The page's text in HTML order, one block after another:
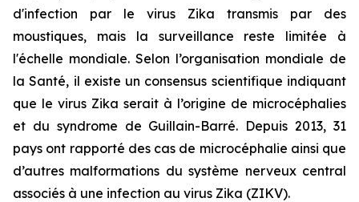
d'infection par le virus Zika transmis par des
moustiques, mais la surveillance reste limitée à
l'échelle mondiale. Selon l’organisation mondiale de
la Santé, il existe un consensus scientifique indiquant
que le virus Zika serait à l’origine de microcéphalies
et du syndrome de Guillain-Barré. Depuis 2013, 31
pays ont rapporté des cas de microcéphalie ainsi que
d’autres malformations du système nerveux central
associés à une infection au virus Zika (ZIKV).